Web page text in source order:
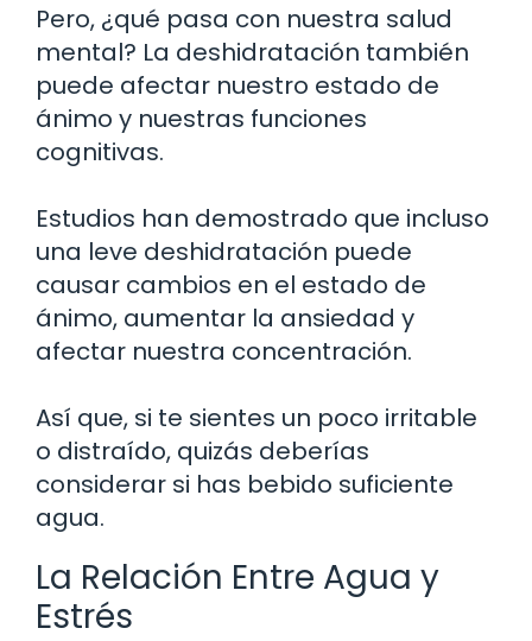
Pero, ¿qué pasa con nuestra salud
mental? La deshidratación también
puede afectar nuestro estado de
ánimo y nuestras funciones
cognitivas.
Estudios han demostrado que incluso
una leve deshidratación puede
causar cambios en el estado de
ánimo, aumentar la ansiedad y
afectar nuestra concentración.
Así que, si te sientes un poco irritable
o distraído, quizás deberías
considerar si has bebido suficiente
agua.
La Relación Entre Agua y
Estrés